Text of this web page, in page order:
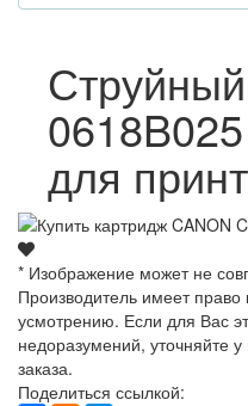
для
* Изображение может не
Производитель имеет
усмотрению. Если для Вас
недоразумений, уточняйте
заказа.
Поделиться ссылкой: